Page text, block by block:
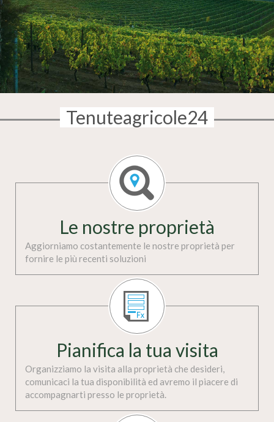
Tenuteagricole24
Le nostre proprietà
Aggiorniamo costantemente le nostre proprietà per
fornire le più recenti soluzioni
Pianifica la tua visita
Organizziamo la visita alla proprietà che desideri,
comunicaci la tua disponibilità ed avremo il piacere di
accompagnarti presso le proprietà.